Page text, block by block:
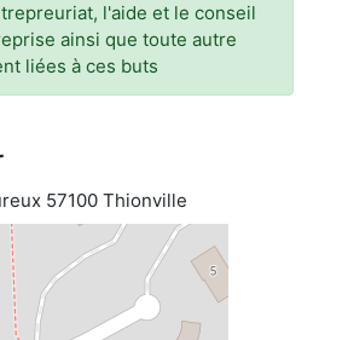
l'aide et le conseil
ainsi que toute autre
liées à ces buts
57100 Thionville